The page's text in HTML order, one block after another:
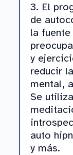
3. El
de
la
y
reducir
mental,
Se
auto
y más.